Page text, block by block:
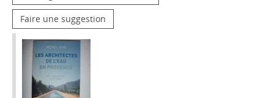
Faire une suggestion